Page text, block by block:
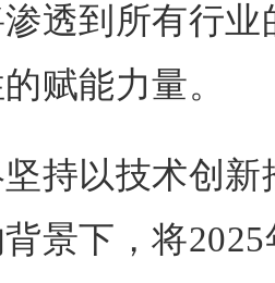
透到所有行
赋能力量。
以技术创新
景下，将